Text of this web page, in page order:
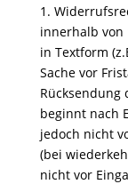
1.
innerhalb von
in Textform
Sache vor
Rücksendung
beginnt nach
jedoch nicht
(bei
nicht vor